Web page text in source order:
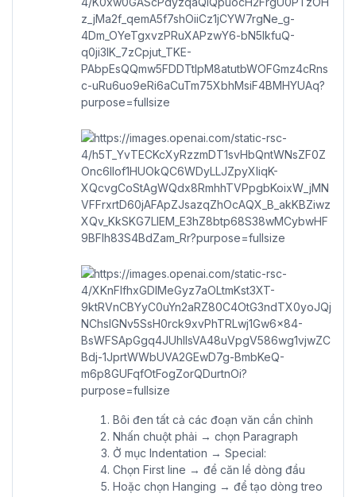
Bôi đen tất cả các đoạn văn cần chỉnh
Nhấn chuột phải → chọn Paragraph
Ở mục Indentation → Special:
Chọn First line → để căn lề dòng đầu
Hoặc chọn Hanging → để tạo dòng treo